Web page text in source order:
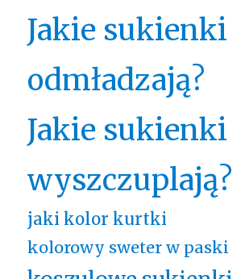
Jakie sukienki
odmładzają?
Jakie sukienki
wyszczuplają?
jaki kolor kurtki
kolorowy sweter w paski